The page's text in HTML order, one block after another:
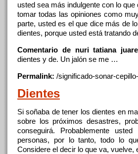
usted sea más indulgente con lo
tomar todas las opiniones como
parte, usted es el que dice más de
dientes, porque usted está tratando
Comentario de nuri tatiana
dientes y de. Un jalón se me …
Permalink: /significado-sonar-
Dientes
Si soñaba de tener los dientes en
sobre los próximos desastres,
conseguirá. Probablemente
personas, por lo tanto, todo lo
Considere el decir lo que va,